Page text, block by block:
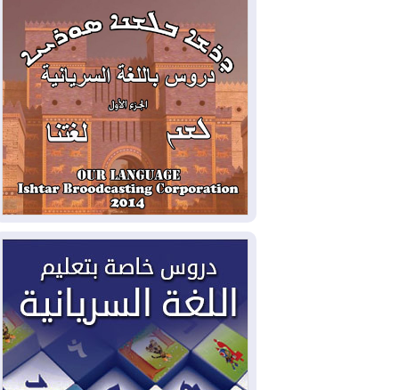
2026-08-05
15كارثة بيئية ومناخية ترسم
ملامح أخطر التحديات التي تواجه العراق
اليوم
2026-08-05
حرائق فرنسا.. توقيف 402
شخص بينهم 156 قاصرا منذ بداية موسم
الحرائق
2026-08-04سومو: إنتاج النفط في إقليم
كوردستان انخفض إلى أقل من 10%
ملفات حقبة الكاظمي تعود إلى
الواجهة.. أنباء عن مراجعات قضائية
وتحقيقات أوسع في قضايا فساد
2026-08-04بيترو يشكو تزوير الانتخابات
الرئاسية ويحذر من "حرب أهلية" في
كولومبيا